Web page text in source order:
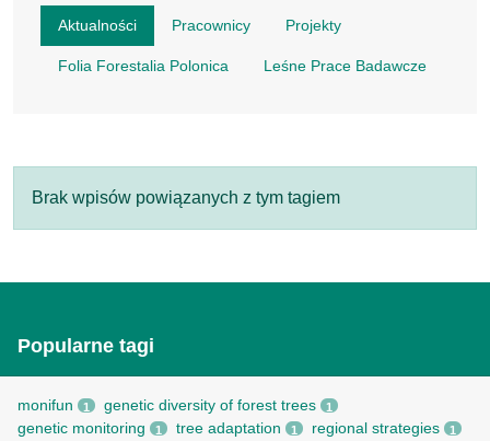
Aktualności Pracownicy Projekty
Folia Forestalia Polonica Leśne Prace Badawcze
Brak wpisów powiązanych z tym tagiem
Popularne tagi
monifun 1 genetic diversity of forest trees 1
genetic monitoring 1 tree adaptation 1 regional strategies 1